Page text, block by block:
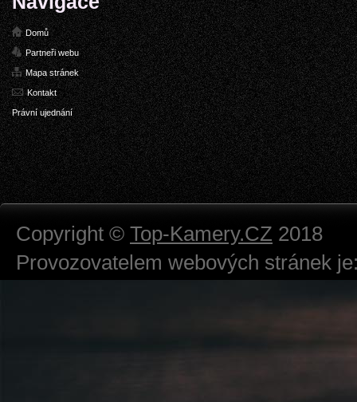
Domů
Partneři webu
Mapa stránek
Kontakt
Právní ujednání
Copyright © Top-Kamery.CZ 2018
Provozovatelem webových stránek
Městský soud v Praze spisová